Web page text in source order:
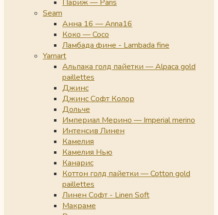
Париж — Paris
Seam
Анна 16 — Anna16
Коко — Coco
Ламбада фине - Lambada fine
Yarnart
Альпака голд пайетки — Alpaca gold
paillettes
Джинс
Джинс Софт Колор
Дольче
Империал Мерино — Imperial merino
Интенсив Линен
Камелия
Камелия Нью
Канарис
Коттон голд пайетки — Cotton gold
paillettes
Линен Софт - Linen Soft
Макраме